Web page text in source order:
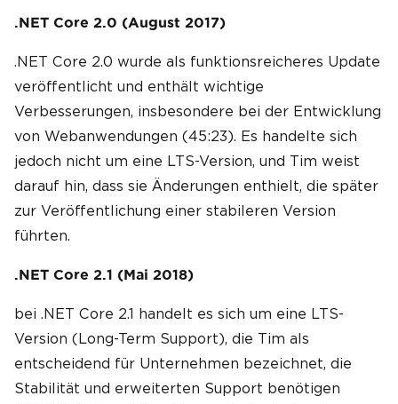
.NET Core 2.0 (August 2017)
.NET Core 2.0 wurde als funktionsreicheres Update
veröffentlicht und enthält wichtige
Verbesserungen, insbesondere bei der Entwicklung
von Webanwendungen (45:23). Es handelte sich
jedoch nicht um eine LTS-Version, und Tim weist
darauf hin, dass sie Änderungen enthielt, die später
zur Veröffentlichung einer stabileren Version
führten.
.NET Core 2.1 (Mai 2018)
bei .NET Core 2.1 handelt es sich um eine LTS-
Version (Long-Term Support), die Tim als
entscheidend für Unternehmen bezeichnet, die
Stabilität und erweiterten Support benötigen